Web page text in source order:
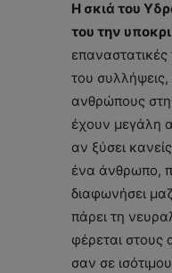
Η σκιά του
του την
επαναστατικές
του
ανθρώπους
έχουν μεγάλη
αν ξύσει
ένα άνθρωπο,
διαφωνήσει
πάρει τη
φέρεται
σαν σε